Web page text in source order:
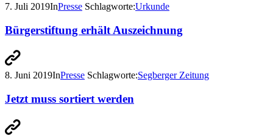
7. Juli 2019InPresse Schlagworte:Urkunde
Bürgerstiftung erhält Auszeichnung
8. Juni 2019InPresse Schlagworte:Segberger Zeitung
Jetzt muss sortiert werden